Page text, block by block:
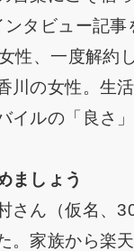
タビュー記事
性、一度解約
川の女性。生
イルの「良さ
ましょう
さん（仮名、
。家族から楽